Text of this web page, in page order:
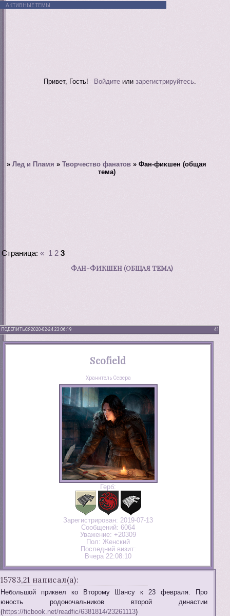
АКТИВНЫЕ ТЕМЫ
Привет, Гость! Войдитеили зарегистрируйтесь.
»Лед и Пламя »Творчество фанатов »Фан-фикшен (общая
тема)
ФАН-ФИКШЕН (ОБЩАЯ ТЕМА)
Страница:« 1 2 3
ПОДЕЛИТЬСЯ 41
2020-02-24 23:06:19
Scofield
Хранитель Севера
Герб:
Зарегистрирован: 2019-07-13
Сообщений: 6064
Уважение: +20309
Пол: Женский
Последний визит:
Вчера 22:08:10
15783,21 написал(а):
Небольшой приквел ко Второму Шансу к 23 февраля. Про
юность родоночальников второй династии
(https://ficbook.net/readfic/6381814/23261113)